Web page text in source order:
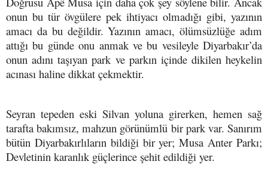
onun bu tür övgülere pek ihtiyacı olmadığı gibi, yazının
amacı da bu değildir. Yazının amacı, ölümsüzlüğe adım
attığı bu günde onu anmak ve bu vesileyle Diyarbakır’da
onun adını taşıyan park ve parkın içinde dikilen heykelin
acınası haline dikkat çekmektir.
Seyran tepeden eski Silvan yoluna girerken, hemen sağ
tarafta bakımsız, mahzun görünümlü bir park var. Sanırım
bütün Diyarbakırlıların bildiği bir yer; Musa Anter Parkı;
Devletinin karanlık güçlerince şehit edildiği yer.